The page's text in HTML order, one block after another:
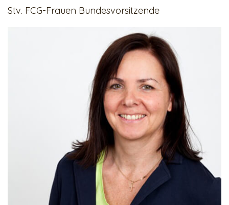
Stv. FCG-Frauen Bundesvorsitzende